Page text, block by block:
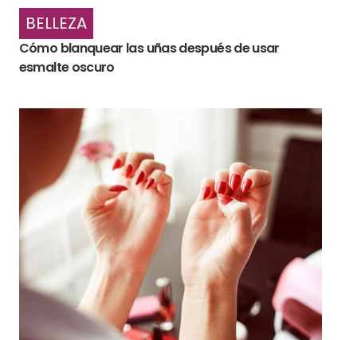
BELLEZA
Cómo blanquear las uñas después de usar
esmalte oscuro